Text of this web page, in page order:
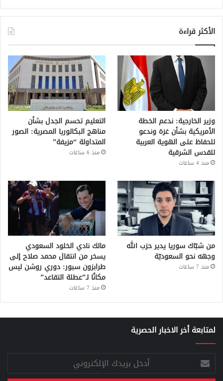
الأكثر قراءة
وزير الخارجية: ندعم الخطة
الأمريكية بشأن غزة وندعو
للحفاظ على الهوية العربية
للقدس الشرقية
منذ 4 ساعات
التعليم تحسم الجدل بشأن
مناهج البكالوريا المصرية: الصور
المتداولة “مزيفة”
منذ 6 ساعات
من شبّاك سوريا يدير حزب الله
وجهه نحو السعوديّة
منذ 7 ساعات
مالك نادي الخلود السعودي
يسخر من انتقال محمد صلاح إلى
طرابزون سبور: دوري روشن ليس
مكانًا لـ”عطلة التقاعد”
منذ 7 ساعات
لمتابعة أخر الاخبار الحصرية
أدخل
بريدك